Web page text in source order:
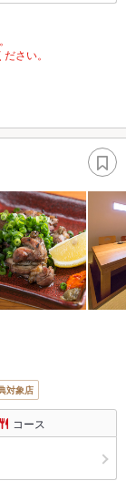
さい。
対象店
コース